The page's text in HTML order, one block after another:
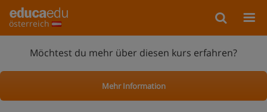
österreich
Möchtest du mehr über diesen kurs erfahren?
Mehr Information